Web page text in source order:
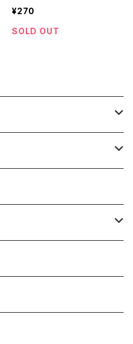
切りにするお料理向き】
¥270
SOLD OUT